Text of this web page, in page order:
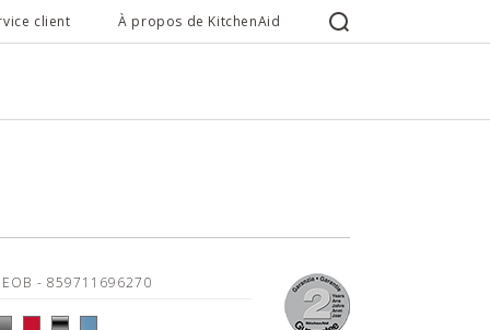
client À propos de KitchenAid
- 859711696270